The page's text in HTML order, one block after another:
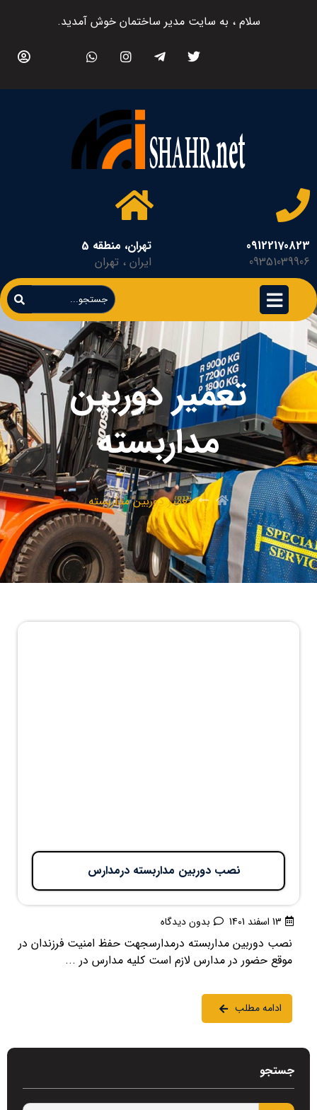
سلام ، به سایت مدیر ساختمان خوش آمدید.
09122170823
09351039906
تهران، منطقه 5
ایران ، تهران
تعمیر دوربین
مداربسته
تعمیر دوربین مداربسته
نصب دوربین مداربسته درمدارس
13 اسفند 1401 بدون دیدگاه
نصب دوربین مداربسته درمدارسجهت حفظ امنیت فرزندان در
موقع حضور در مدارس لازم است کلیه مدارس در ...
ادامه مطلب
جستجو